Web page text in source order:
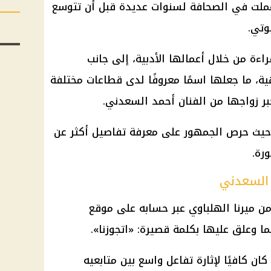
الإعلامي منذ عام 2011، وعملت في الصحافة لسنوات عديدة قبل أن تتوسع
من خلال أعمالها الأدبية، إلى جانب
ما جعلها اسمًا معروفًا لدى قطاعات مختلفة
زواجها من الفنان أحمد السعدني.
حيث حرص الجمهور على معرفة تفاصيل أكثر عن
السعدني
ميرنا الهلباوي عبر حسابه على موقع
وعلق عليها بكلمة قصيرة: «اتجوزنا».
كافيًا لإثارة تفاعل واسع بين متابعيه